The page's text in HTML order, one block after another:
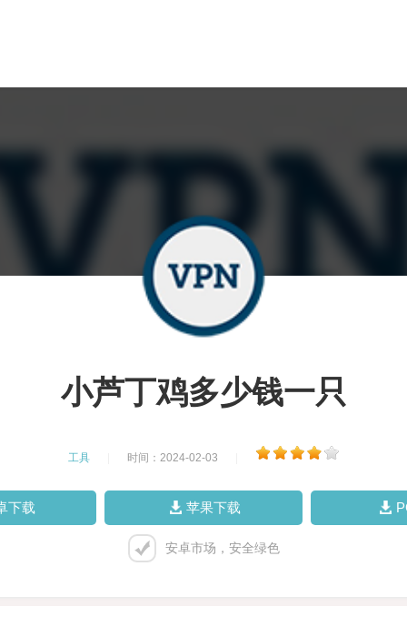
小芦丁鸡多少钱一只
工具 时间：2024-02-03
下载 苹果下载
安卓市场，安全绿色